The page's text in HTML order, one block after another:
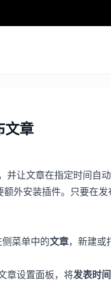
文章
并让文章在指定时间自
外安装插件。只要在发
菜单中的文章，新建或
章设置面板，将发表时间